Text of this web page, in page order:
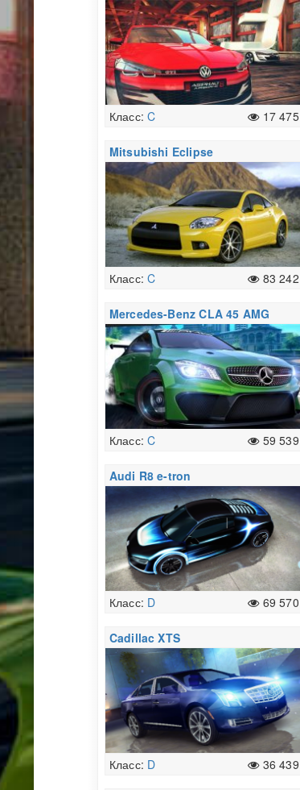
Класс:C 17 475
Mitsubishi Eclipse
Класс:C 83 242
Mercedes-Benz CLA 45 AMG
Racing Series
Класс:C 59 539
Audi R8 e-tron
Класс: D 69 570
Cadillac XTS
Класс: D 36 439